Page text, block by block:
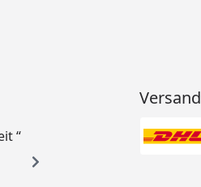
“
Versand